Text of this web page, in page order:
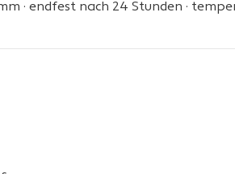
· endfest nach 24 Stunden ·